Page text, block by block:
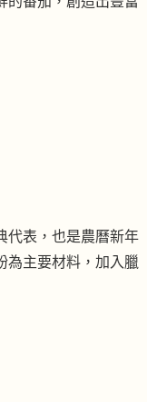
代表，也是農曆新年
為主要材料，加入臘